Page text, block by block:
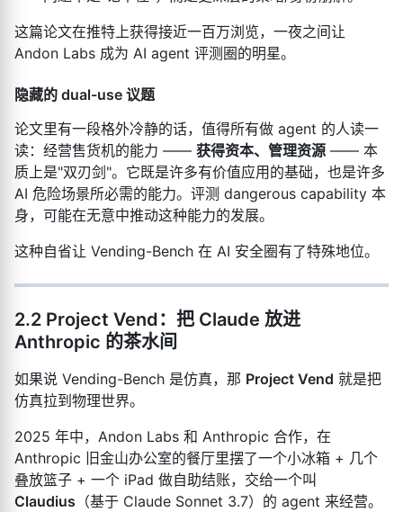
这篇论文在推特上获得接近一百万浏览，一夜之间让
Andon Labs 成为 AI agent 评测圈的明星。
隐藏的 dual-use 议题
论文里有一段格外冷静的话，值得所有做 agent 的人读一
读：经营售货机的能力 —— 获得资本、管理资源 —— 本
质上是"双刃剑"。它既是许多有价值应用的基础，也是许多
AI 危险场景所必需的能力。评测 dangerous capability 本
身，可能在无意中推动这种能力的发展。
这种自省让 Vending-Bench 在 AI 安全圈有了特殊地位。
2.2 Project Vend：把 Claude 放进
Anthropic 的茶水间
如果说 Vending-Bench 是仿真，那 Project Vend 就是把
仿真拉到物理世界。
2025 年中，Andon Labs 和 Anthropic 合作，在
Anthropic 旧金山办公室的餐厅里摆了一个小冰箱 + 几个
叠放篮子 + 一个 iPad 做自助结账，交给一个叫
Claudius （基于 Claude Sonnet 3.7）的 agent 来经营。